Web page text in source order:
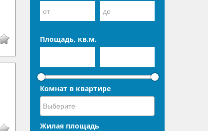
Площадь, кв.м.
Комнат в квартире
Жилая площадь